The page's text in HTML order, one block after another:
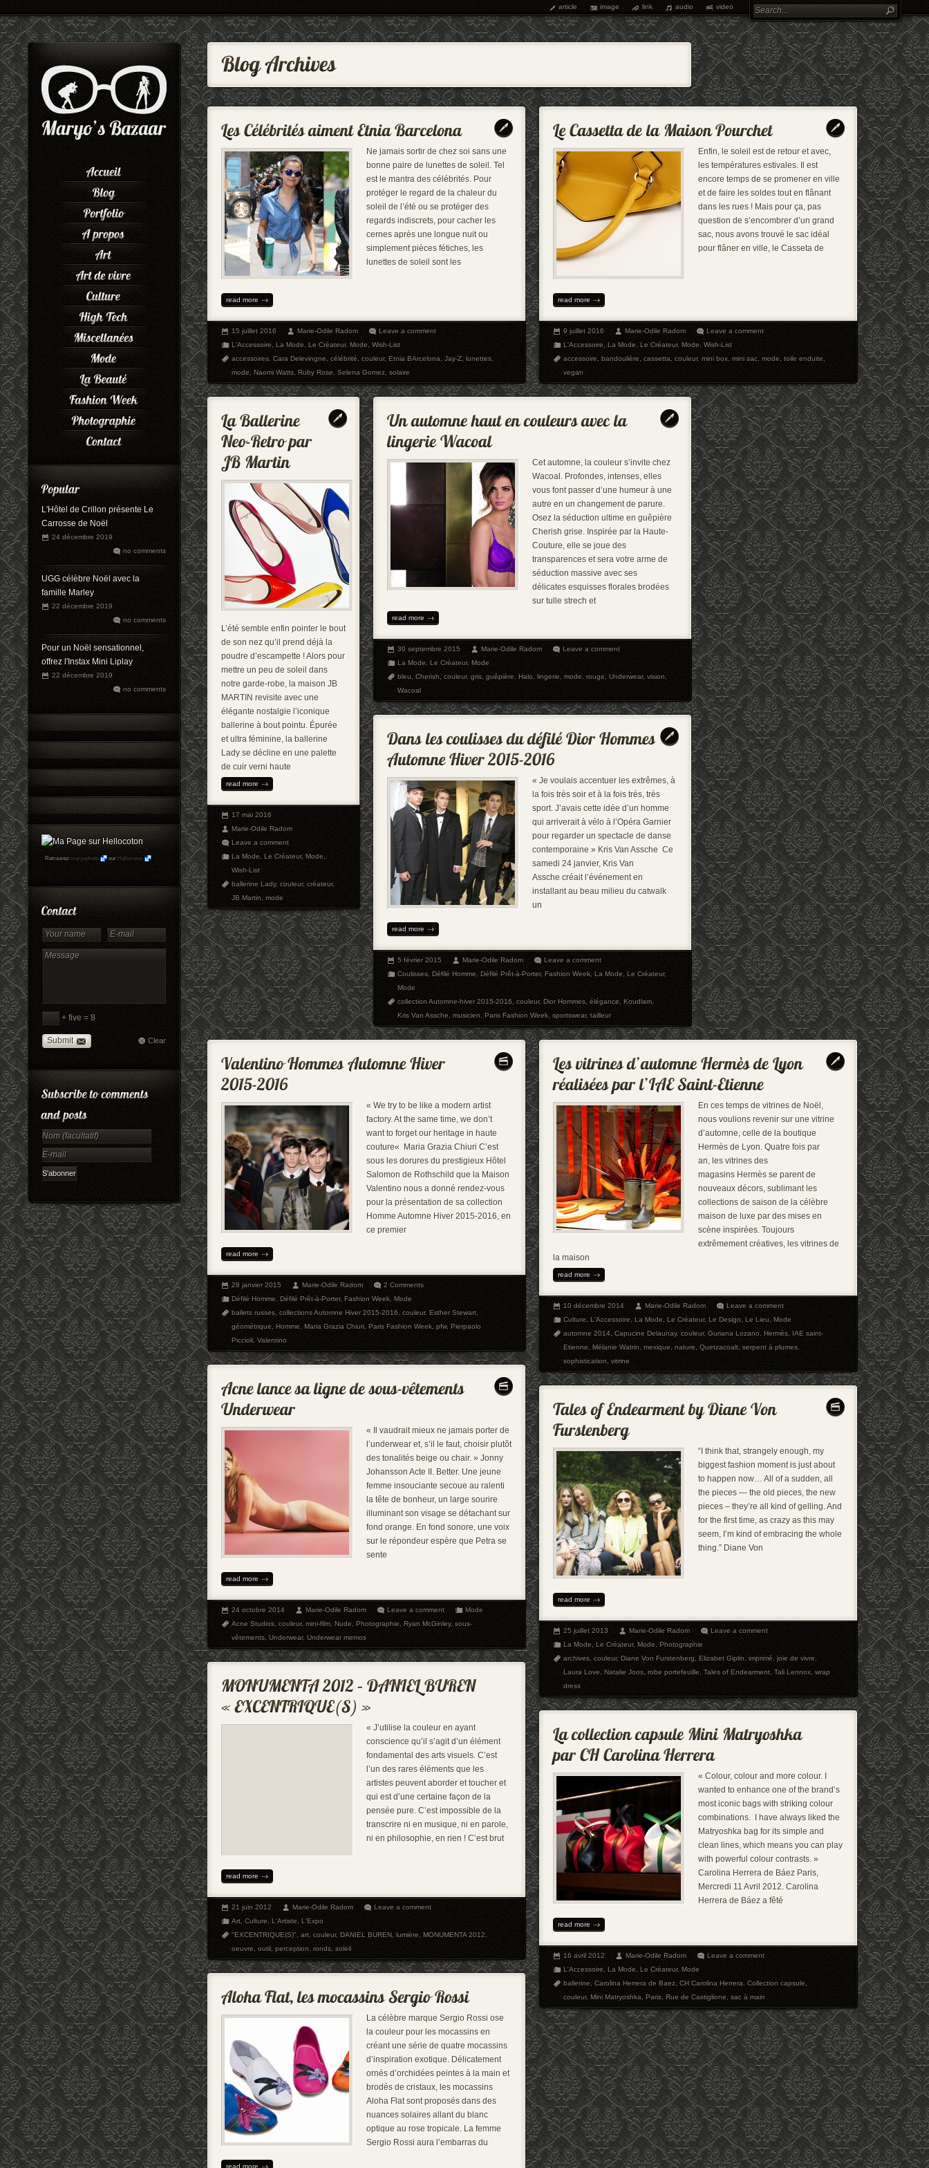
article image link audio video
L'Hôtel de Crillon présente Le
Carrosse de Noël
24 décembre 2019
no comments
UGG célèbre Noël avec la
famille Marley
22 décembre 2019
no comments
Pour un Noël sensationnel,
offrez l'Instax Mini Liplay
22 décembre 2019
no comments
Retrouvez maryophoto sur Hellocoton
+ five = 8
Submit Clear
Ne jamais sortir de chez soi sans une
bonne paire de lunettes de soleil. Tel
est le mantra des célébrités. Pour
protéger le regard de la chaleur du
soleil de l’été ou se protéger des
regards indiscrets, pour cacher les
cernes après une longue nuit ou
simplement pièces fétiches, les
lunettes de soleil sont les
read more
15 juillet 2016 Marie-Odile Radom
Leave a comment
L'Accessoire,La Mode,Le Créateur,Mode,Wish-List
accessoires,Cara Delevingne,célébrité,couleur,Etnia BArcelona,Jay-Z,lunettes,
mode,Naomi Watts,Ruby Rose,Selena Gomez,solaire
Enfin, le soleil est de retour et avec,
les températures estivales. Il est
encore temps de se promener en ville
et de faire les soldes tout en flânant
dans les rues ! Mais pour ça, pas
question de s’encombrer d’un grand
sac, nous avons trouvé le sac idéal
pour flâner en ville, le Casseta de
read more
9 juillet 2016 Marie-Odile Radom
Leave a comment
L'Accessoire,La Mode,Le Créateur,Mode,Wish-List
accessoire,bandoulière,cassetta,couleur,mini box,mini sac,mode,toile enduite,
vegan
L’été semble enfin pointer le bout
de son nez qu’il prend déjà la
poudre d’escampette ! Alors pour
mettre un peu de soleil dans
notre garde-robe, la maison JB
MARTIN revisite avec une
élégante nostalgie l’iconique
ballerine à bout pointu. Épurée
et ultra féminine, la ballerine
Lady se décline en une palette
de cuir verni haute
read more
17 mai 2016
Marie-Odile Radom
Leave a comment
La Mode,Le Créateur,Mode,
Wish-List
ballerine Lady,couleur,créateur,
JB Martin,mode
Cet automne, la couleur s’invite chez
Wacoal. Profondes, intenses, elles
vous font passer d’une humeur à une
autre en un changement de parure.
Osez la séduction ultime en guêpière
Cherish grise. Inspirée par la Haute-
Couture, elle se joue des
transparences et sera votre arme de
séduction massive avec ses
délicates esquisses florales brodées
sur tulle strech et
read more
30 septembre 2015 Marie-Odile Radom
Leave a comment
La Mode,Le Créateur,Mode
bleu,Cherish,couleur,gris,guêpière,Halo,lingerie,mode,rouge,Underwear,vision,
Wacoal
« Je voulais accentuer les extrêmes, à
la fois très soir et à la fois très, très
sport. J’avais cette idée d’un homme
qui arriverait à vélo à l’Opéra Garnier
pour regarder un spectacle de danse
contemporaine » Kris Van Assche Ce
samedi 24 janvier, Kris Van
Assche créait l’événement en
installant au beau milieu du catwalk
un
read more
5 février 2015 Marie-Odile Radom
Leave a comment
Coulisses,Défilé Homme,Défilé Prêt-à-Porter,Fashion Week,La Mode,Le Créateur,
Mode
collection Automne-hiver 2015-2016 ,couleur,Dior Hommes,élégance,Koudlam,
Kris Van Assche,musicien,Paris Fashion Week,sportswear,tailleur
« We try to be like a modern artist
factory. At the same time, we don’t
want to forget our heritage in haute
couture« Maria Grazia Chiuri C’est
sous les dorures du prestigieux Hôtel
Salomon de Rothschild que la Maison
Valentino nous a donné rendez-vous
pour la présentation de sa collection
Homme Automne Hiver 2015-2016, en
ce premier
read more
28 janvier 2015 Marie-Odile Radom
2 Comments
Défilé Homme,Défilé Prêt-à-Porter,Fashion Week,Mode
ballets russes,collections Automne Hiver 2015-2016,couleur,Esther Stewart,
géométrique,Homme,Maria Grazia Chiuri,Paris Fashion Week,pfw,Pierpaolo
Piccioli,Valentino
En ces temps de vitrines de Noël,
nous voulions revenir sur une vitrine
d’automne, celle de la boutique
Hermès de Lyon. Quatre fois par
an, les vitrines des
magasins Hermès se parent de
nouveaux décors, sublimant les
collections de saison de la célèbre
maison de luxe par des mises en
scène inspirées. Toujours
extrêmement créatives, les vitrines de
la maison
read more
10 décembre 2014 Marie-Odile Radom
Leave a comment
Culture,L'Accessoire,La Mode,Le Créateur,Le Design,Le Lieu,Mode
automne 2014,Capucine Delaunay,couleur,Guriana Lozano,Hermès,IAE saint-
Etienne,Mélanie Watrin,mexique,nature,Quetzacoalt,serpent à plumes,
sophistication,vitrine
« Il vaudrait mieux ne jamais porter de
l’underwear et, s’il le faut, choisir plutôt
des tonalités beige ou chair. » Jonny
Johansson Acte II. Better. Une jeune
femme insouciante secoue au ralenti
la tête de bonheur, un large sourire
illuminant son visage se détachant sur
fond orange. En fond sonore, une voix
sur le répondeur espère que Petra se
sente
read more
24 octobre 2014 Marie-Odile Radom Leave a comment
Mode
Acne Studios,couleur,mini-film,Nude,Photographie,Ryan McGinley,sous-
vêtements,Underwear,Underwear memos
“I think that, strangely enough, my
biggest fashion moment is just about
to happen now… All of a sudden, all
the pieces — the old pieces, the new
pieces – they’re all kind of gelling. And
for the first time, as crazy as this may
seem, I’m kind of embracing the whole
thing.” Diane Von
read more
25 juillet 2013 Marie-Odile Radom
Leave a comment
La Mode,Le Créateur,Mode,Photographie
archives,couleur,Diane Von Furstenberg,Elizabet Giplin,imprimé,joie de vivre,
Laura Love,Natalie Joos,robe portefeuille,Tales of Endearment,Tali Lennox,wrap
dress
« J’utilise la couleur en ayant
conscience qu’il s’agit d’un élément
fondamental des arts visuels. C’est
l’un des rares éléments que les
artistes peuvent aborder et toucher et
qui est d’une certaine façon de la
pensée pure. C’est impossible de la
transcrire ni en musique, ni en parole,
ni en philosophie, en rien ! C’est brut
read more
21 juin 2012 Marie-Odile Radom
Leave a comment
Art,Culture,L'Artiste,L'Expo
"EXCENTRIQUE(S)",art,couleur,DANIEL BUREN,lumière,MONUMENTA 2012,
oeuvre,outil,perception,ronds,soleil
« Colour, colour and more colour. I
wanted to enhance one of the brand’s
most iconic bags with striking colour
combinations. I have always liked the
Matryoshka bag for its simple and
clean lines, which means you can play
with powerful colour contrasts. »
Carolina Herrera de Báez Paris,
Mercredi 11 Avril 2012. Carolina
Herrera de Báez a fêté
read more
16 avril 2012 Marie-Odile Radom
Leave a comment
L'Accessoire,La Mode,Le Créateur,Mode
ballerine,Carolina Herrera de Baez,CH Carolina Herrera,Collection capsule,
couleur,Mini Matryoshka,Paris,Rue de Castiglione,sac à main
La célèbre marque Sergio Rossi ose
la couleur pour les mocassins en
créant une série de quatre mocassins
d’inspiration exotique. Délicatement
ornés d’orchidées peintes à la main et
brodés de cristaux, les mocassins
Aloha Flat sont proposés dans des
nuances solaires allant du blanc
optique au rose tropicale. La femme
Sergio Rossi aura l’embarras du
read more